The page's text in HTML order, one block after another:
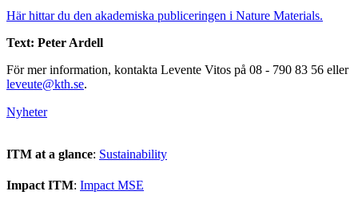
Här hittar du den akademiska publiceringen i Nature Materials.
Text: Peter Ardell
För mer information, kontakta Levente Vitos på 08 - 790 83 56 eller
leveute@kth.se.
Nyheter
ITM at a glance: Sustainability
Impact ITM: Impact MSE